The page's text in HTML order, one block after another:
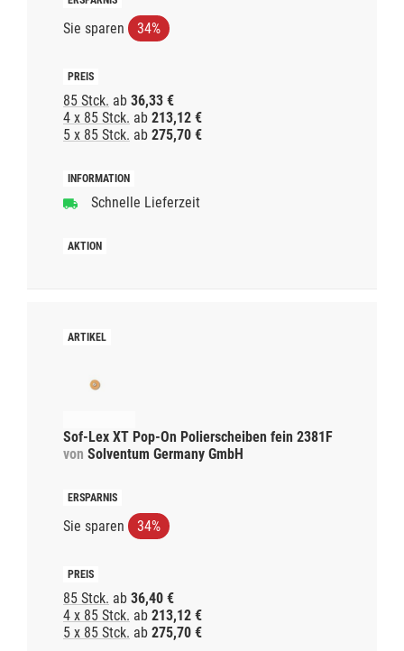
Sie sparen 34%
85 Stck. ab 36,33 €
4 x 85 Stck. ab 213,12 €
5 x 85 Stck. ab 275,70 €
Schnelle Lieferzeit
Sof-Lex XT Pop-On Polierscheiben fein 2381F
von Solventum Germany GmbH
Sie sparen 34%
85 Stck. ab 36,40 €
4 x 85 Stck. ab 213,12 €
5 x 85 Stck. ab 275,70 €